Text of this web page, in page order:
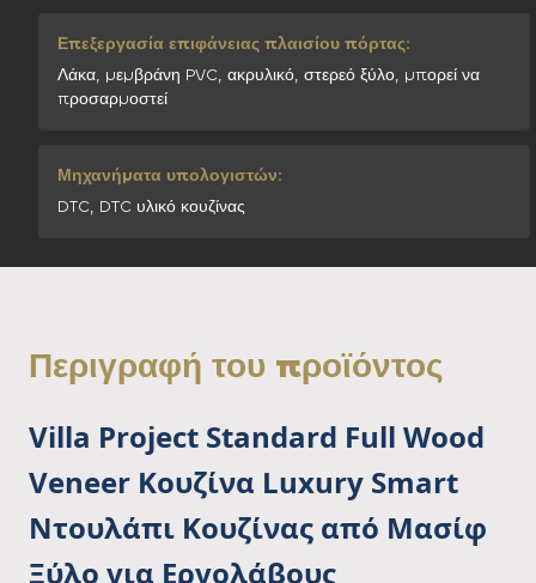
Επεξεργασία επιφάνειας πλαισίου πόρτας:
Λάκα, μεμβράνη PVC, ακρυλικό, στερεό ξύλο, μπορεί να
προσαρμοστεί
Μηχανήματα υπολογιστών:
DTC, DTC υλικό κουζίνας
Περιγραφή του προϊόντος
Villa Project Standard Full Wood
Veneer Κουζίνα Luxury Smart
Ντουλάπι Κουζίνας από Μασίφ
Ξύλο για Εργολάβους